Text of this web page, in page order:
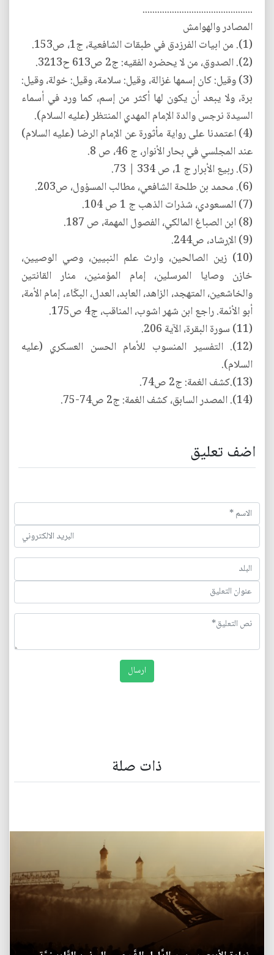
.............................................
المصادر والهوامش
(1). من ابيات الفرزدق في طبقات الشافعية، ج1، ص153.
(2). الصدوق، من لا يحضره الفقيه: ج2 ص613 ح3213.
(3) وقيل: كان إسمها غزالة، وقيل: سلامة، وقيل: خولة، وقيل:
برة، ولا يبعد أن يكون لها أكثر من إسم، كما ورد في أسماء
السيدة نرجس والدة الإمام المهدي المنتظر (عليه السلام).
(4) اعتمدنا على رواية مأثورة عن الإمام الرضا (عليه السلام)
عند المجلسي في بحار الأنوار، ج 46، ص 8.
(5). ربيع الأبرار ج 1، ص 334 | 73.
(6). محمد بن طلحة الشافعي، مطالب المسؤول، ص203.
(7) المسعودي، شذرات الذهب ج 1 ص 104.
(8) ابن الصباغ المالكي، الفصول المهمة، ص 187.
(9) الإرشاد، ص244.
(10) زين الصالحين، وارث علم النبيين، وصي الوصيين،
خازن وصايا المرسلين، إمام المؤمنين، منار القانتين
والخاشعين، المتهجد، الزاهد، العابد، العدل، البكّاء، إمام الأمة،
أبو الأئمة. راجع ابن شهر اشوب، المناقب، ج4 ص175.
(11) سورة البقرة، الآية 206.
(12). التفسير المنسوب للأمام الحسن العسكري (عليه
السلام).
(13).كشف الغمة: ج2 ص74.
(14). المصدر السابق، كشف الغمة: ج2 ص74-75.
اضف تعليق
ذات صلة